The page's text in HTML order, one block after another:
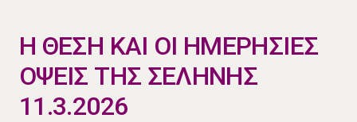
Η ΘΕΣΗ ΚΑΙ ΟΙ ΗΜΕΡΗΣΙΕΣ
ΟΨΕΙΣ ΤΗΣ ΣΕΛΗΝΗΣ
11.3.2026